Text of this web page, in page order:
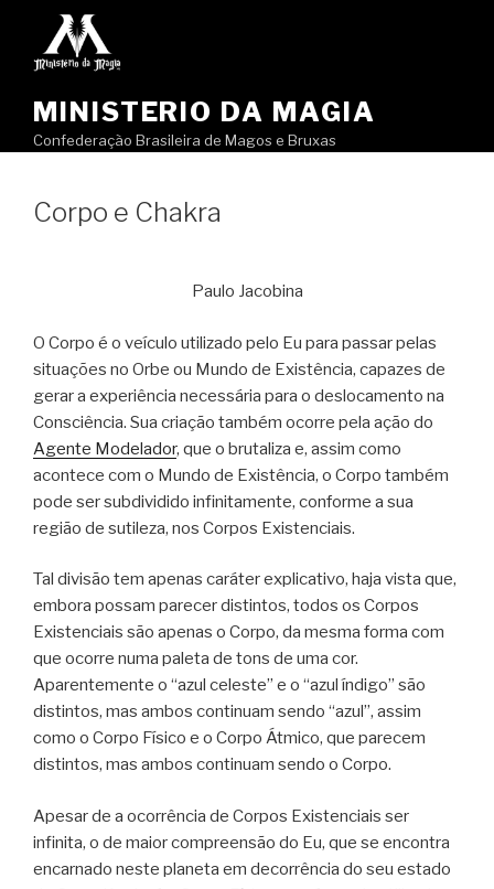
MINISTERIO DA MAGIA
Confederação Brasileira de Magos e Bruxas
Corpo e Chakra
Paulo Jacobina
O Corpo é o veículo utilizado pelo Eu para passar pelas
situações no Orbe ou Mundo de Existência, capazes de
gerar a experiência necessária para o deslocamento na
Consciência. Sua criação também ocorre pela ação do
Agente Modelador, que o brutaliza e, assim como
acontece com o Mundo de Existência, o Corpo também
pode ser subdividido infinitamente, conforme a sua
região de sutileza, nos Corpos Existenciais.
Tal divisão tem apenas caráter explicativo, haja vista que,
embora possam parecer distintos, todos os Corpos
Existenciais são apenas o Corpo, da mesma forma com
que ocorre numa paleta de tons de uma cor.
Aparentemente o “azul celeste” e o “azul índigo” são
distintos, mas ambos continuam sendo “azul”, assim
como o Corpo Físico e o Corpo Átmico, que parecem
distintos, mas ambos continuam sendo o Corpo.
Apesar de a ocorrência de Corpos Existenciais ser
infinita, o de maior compreensão do Eu, que se encontra
encarnado neste planeta em decorrência do seu estado